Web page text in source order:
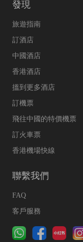
發現
旅遊指南
訂酒店
中國酒店
香港酒店
搵到更多酒店
訂機票
飛往中國的特價機票
訂火車票
香港機場快線
聯繫我們
FAQ
客戶服務